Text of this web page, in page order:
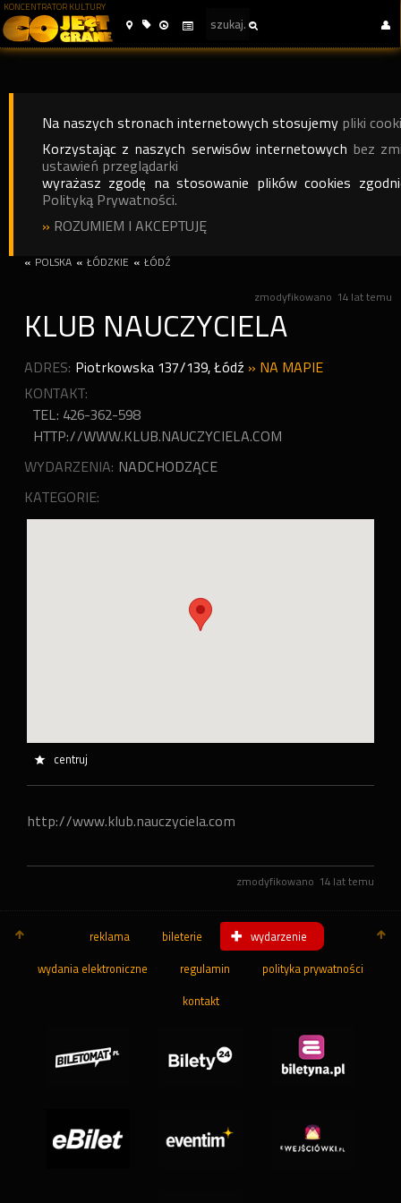
KONCENTRATOR KULTURY
Na naszych stronach internetowych stosujemy pliki
Korzystając z naszych serwisów internetowych bez
ustawień przeglądarki
wyrażasz zgodę na stosowanie plików cookies
Polityką Prywatności.
» ROZUMIEM I AKCEPTUJĘ
« POLSKA « ŁÓDZKIE « ŁÓDŹ
zmodyfikowano 14 lat temu
KLUB NAUCZYCIELA
ADRES: Piotrkowska 137/139,Łódź » NA MAPIE
KONTAKT:
TEL: 426-362-598
HTTP://WWW.KLUB.NAUCZYCIELA.COM
WYDARZENIA: NADCHODZĄCE
KATEGORIE:
centruj
http://www.klub.nauczyciela.com
zmodyfikowano 14 lat temu
reklama bileterie wydarzenie
wydania elektroniczne regulamin polityka prywatności
kontakt